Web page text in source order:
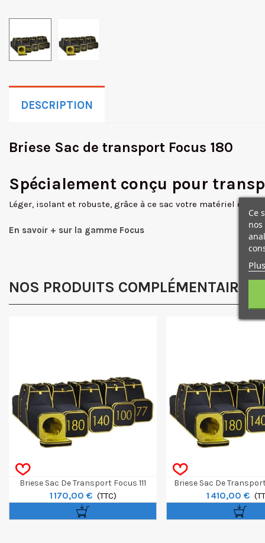
DESCRIPTION
Briese Sac de transport Focus 180
Spécialement conçu pour
Léger, isolant et robuste, grâce à ce sac votre matériel est
En savoir + sur la gamme Focus
NOS PRODUITS COMPLÉMENTAIRES
Briese Sac De Transport Focus 111
1 170,00 € (TTC)
Briese Sac De
1 410,00 €
Ce